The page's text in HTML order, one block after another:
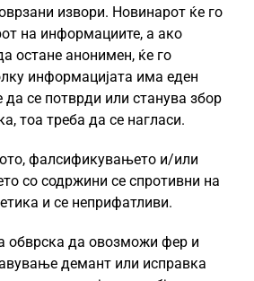
извори. Новинарот ќе го
на информациите, а ако
остане анонимен, ќе го
информацијата има еден
се потврди или станува збор
тоа треба да се нагласи.
фалсификувањето и/или
со содржини се спротивни на
и се неприфатливи.
обврска да овозможи фер и
демант или исправка